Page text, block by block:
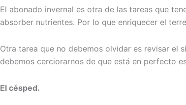
El abonado invernal es otra de las tareas que
absorber nutrientes. Por lo que enriquecer el
Otra tarea que no debemos olvidar es revisar el
debemos cerciorarnos de que está en perfecto
El césped.